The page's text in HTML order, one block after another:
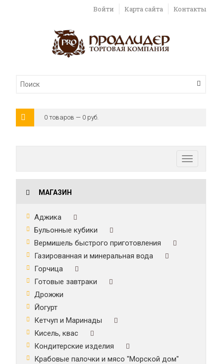
Войти Карта сайта Контакты
0 товаров — 0 руб.
Toggle
navigation
МАГАЗИН
Аджика
Бульонные кубики
Вермишель быстрого приготовления
Газированная и минеральная вода
Горчица
Готовые завтраки
Дрожжи
Йогурт
Кетчуп и Маринады
Кисель, квас
Кондитерские изделия
Крабовые палочки и мясо "Морской дом"